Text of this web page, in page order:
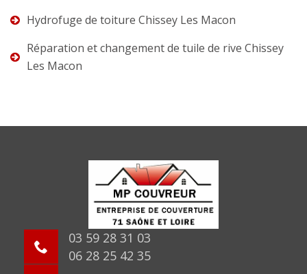
Hydrofuge de toiture Chissey Les Macon
Réparation et changement de tuile de rive Chissey
Les Macon
03 59 28 31 03
06 28 25 42 35